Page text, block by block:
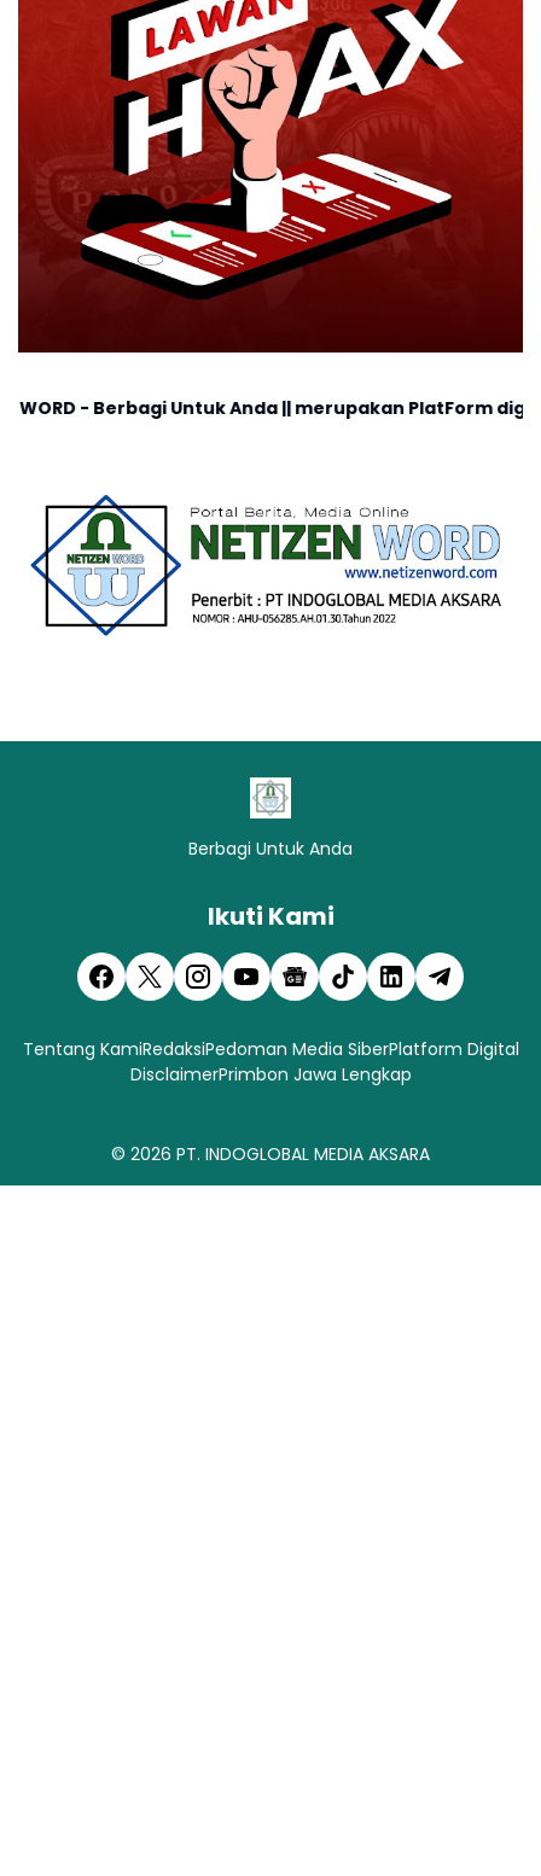
Untuk Anda || merupakan PlatForm digital, cocok untuk
Berbagi Untuk Anda
Ikuti Kami
Tentang KamiRedaksiPedoman Media SiberPlatform Digital
DisclaimerPrimbon Jawa Lengkap
© 2026 PT. INDOGLOBAL MEDIA AKSARA